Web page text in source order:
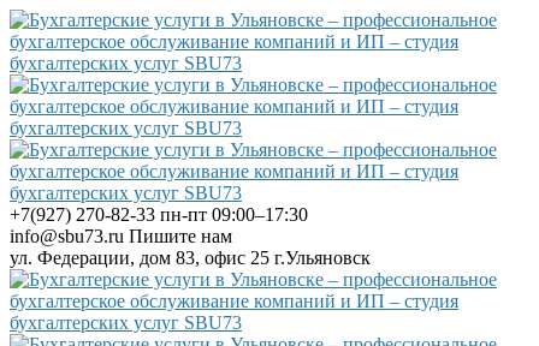
+7(927) 270-82-33 пн-пт 09:00–17:30
info@sbu73.ru Пишите нам
ул. Федерации, дом 83, офис 25 г.Ульяновск